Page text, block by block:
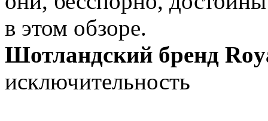
в этом обзоре.
Шотландский бренд
исключительность